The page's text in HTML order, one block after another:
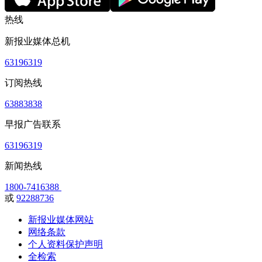
热线
新报业媒体总机
63196319
订阅热线
63883838
早报广告联系
63196319
新闻热线
1800-7416388
或 92288736
新报业媒体网站
网络条款
个人资料保护声明
全检索